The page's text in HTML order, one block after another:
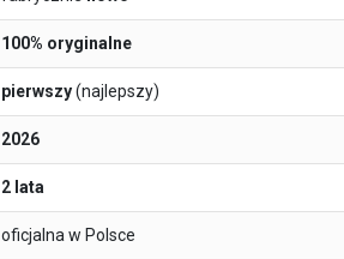
100% oryginalne
pierwszy(najlepszy)
2026
2 lata
oficjalna w Polsce